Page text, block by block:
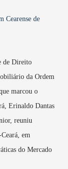
Cearense de
de Direito
da Ordem
marcou o
Erinaldo Dantas
reuniu
em
do Mercado